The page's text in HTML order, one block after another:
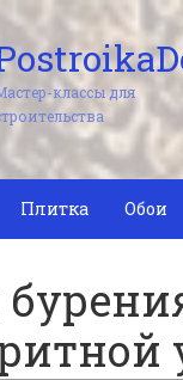
классы для
Плитка Обои